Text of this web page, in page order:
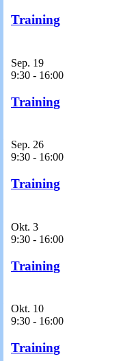
Training
Sep. 19
9:30 - 16:00
Training
Sep. 26
9:30 - 16:00
Training
Okt. 3
9:30 - 16:00
Training
Okt. 10
9:30 - 16:00
Training